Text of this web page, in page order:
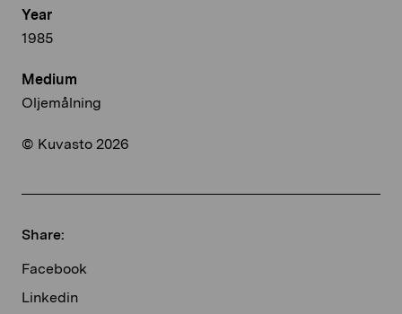
Year
1985
Medium
Oljemålning
© Kuvasto 2026
Share:
Facebook
Linkedin